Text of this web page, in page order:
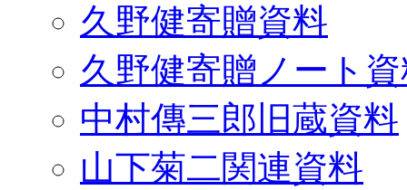
久野健寄贈資料
久野健寄贈ノート
中村傳三郎旧蔵資料
山下菊二関連資料